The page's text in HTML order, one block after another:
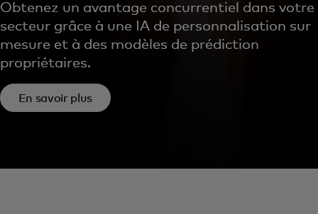
Obtenez un avantage concurrentiel dans votre
secteur grâce à une IA de personnalisation sur
mesure et à des modèles de prédiction
propriétaires.
En savoir plus